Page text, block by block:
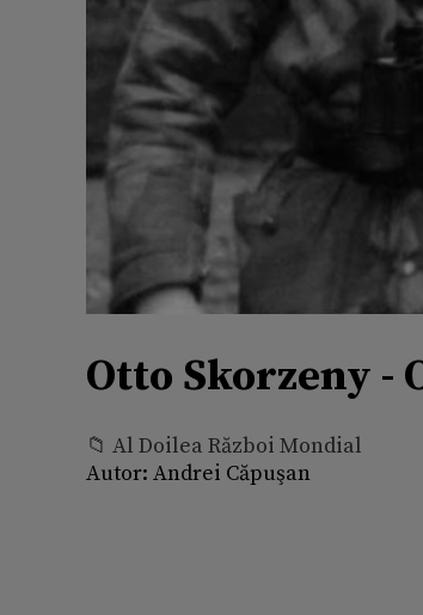
Otto Skorzeny -
📁 Al Doilea Război Mondial
Autor: Andrei Căpuşan